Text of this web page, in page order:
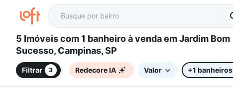
5 Imóveis com 1 banheiro à venda em Jardim Bom
Sucesso, Campinas, SP
Filtrar 3 Redecore IA Valor +1 banheiros